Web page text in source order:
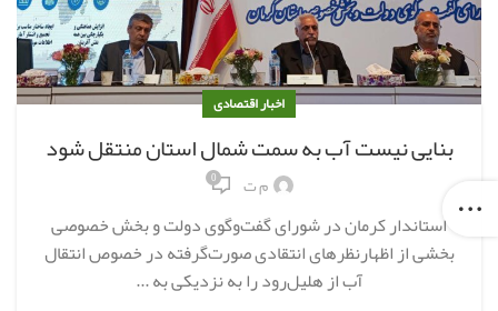
اخبار اقتصادی
بنایی نیست آب به سمت شمال استان منتقل شود
م ت 0
استاندار کرمان در شورای گفت‌وگوی دولت و بخش خصوصی
بخشی از اظهارنظرهای انتقادی صورت‌گرفته در خصوص انتقال
آب از هلیل‌رود را به نزدیکی به ...